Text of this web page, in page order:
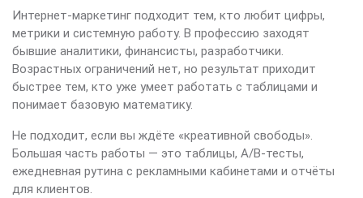
Интернет-маркетинг подходит тем, кто любит цифры,
метрики и системную работу. В профессию заходят
бывшие аналитики, финансисты, разработчики.
Возрастных ограничений нет, но результат приходит
быстрее тем, кто уже умеет работать с таблицами и
понимает базовую математику.
Не подходит, если вы ждёте «креативной свободы».
Большая часть работы — это таблицы, A/B-тесты,
ежедневная рутина с рекламными кабинетами и отчёты
для клиентов.